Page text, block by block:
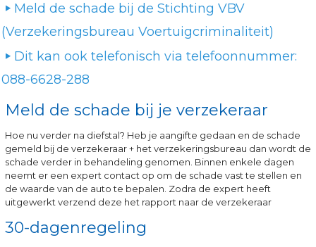
Meld de schade bij de Stichting VBV
(Verzekeringsbureau Voertuigcriminaliteit)
Dit kan ook telefonisch via telefoonnummer:
088-6628-288
Meld de schade bij je verzekeraar
Hoe nu verder na diefstal? Heb je aangifte gedaan en de schade
gemeld bij de verzekeraar + het verzekeringsbureau dan wordt de
schade verder in behandeling genomen. Binnen enkele dagen
neemt er een expert contact op om de schade vast te stellen en
de waarde van de auto te bepalen. Zodra de expert heeft
uitgewerkt verzend deze het rapport naar de verzekeraar
30-dagenregeling